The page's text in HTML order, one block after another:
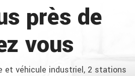
près de
vous
et véhicule industriel, 2 stations